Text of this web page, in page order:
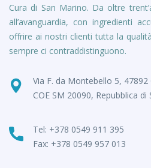
Cura di San Marino. Da oltre
all’avanguardia, con ingredienti
offrire ai nostri clienti tutta la
sempre ci contraddistinguono.
Via F. da Montebello 5, 47892
COE SM 20090, Repubblica di
Tel: +378 0549 911 395
Fax: +378 0549 957 013